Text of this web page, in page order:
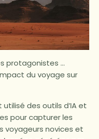
protagonistes …
du voyage sur
des outils d’IA et
pour capturer les
voyageurs novices et